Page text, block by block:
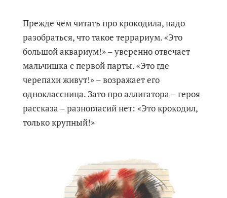
Прежде чем читать про крокодила, надо
разобраться, что такое террариум. «Это
большой аквариум!» – уверенно отвечает
мальчишка с первой парты. «Это где
черепахи живут!» – возражает его
одноклассница. Зато про аллигатора – героя
рассказа – разногласий нет: «Это крокодил,
только крупный!»